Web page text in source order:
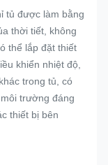
tủ được làm bằng
thời tiết, không
thể lắp đặt thiết
khiển nhiệt độ,
trong tủ, có
trường đáng
thiết bị bên